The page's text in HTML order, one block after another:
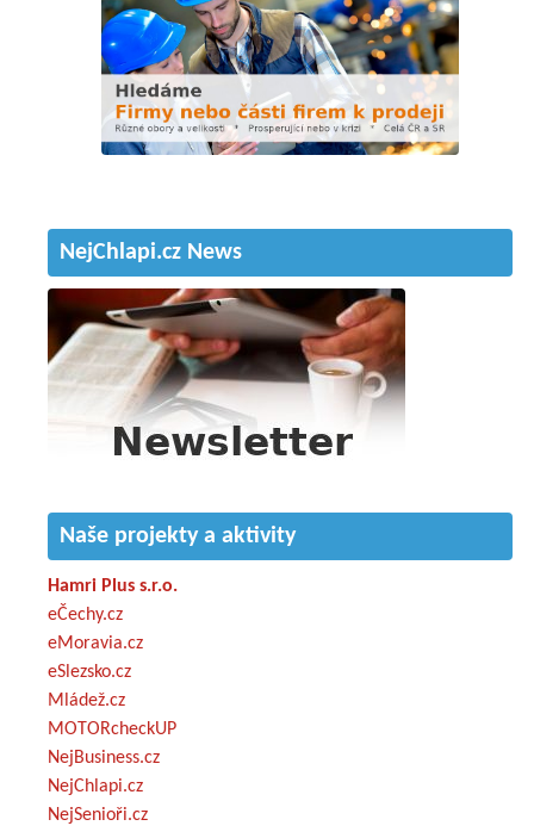
NejChlapi.cz News
Naše projekty a aktivity
Hamri Plus s.r.o.
eČechy.cz
eMoravia.cz
eSlezsko.cz
Mládež.cz
MOTORcheckUP
NejBusiness.cz
NejChlapi.cz
NejSenioři.cz